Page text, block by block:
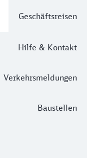
Geschäftsreisen
Hilfe & Kontakt
Verkehrsmeldungen
Baustellen